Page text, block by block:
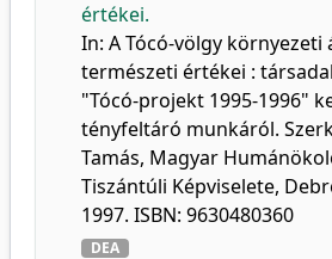
értékei.
In: A Tócó-völgy környezeti
természeti értékei :
"Tócó-projekt 1995-1996"
tényfeltáró munkáról.
Tamás, Magyar
Tiszántúli Képviselete,
1997. ISBN: 9630480360
DEA